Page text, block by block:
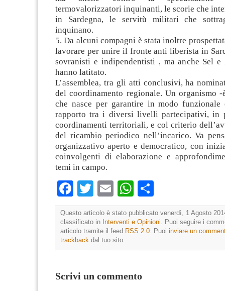
termovalorizzatori inquinanti, le scorie che
in Sardegna, le servitù militari che
inquinano.
5. Da alcuni compagni è stata inoltre
lavorare per unire il fronte anti liberista in
sovranisti e indipendentisti , ma anche Sel e
hanno latitato.
L’assemblea, tra gli atti conclusivi, ha
del coordinamento regionale. Un organismo
che nasce per garantire in modo
rapporto tra i diversi livelli partecipativi, in
coordinamenti territoriali, e col criterio
del ricambio periodico nell’incarico. Va
organizzativo aperto e democratico, con
coinvolgenti di elaborazione e
temi in campo.
Facebook
TwitterEmailWhatsApp
Questo articolo è stato pubblicato venerdì, 1 Agosto
classificato in Interventi e Opinioni . Puoi seguire i
articolo tramite il feed RSS 2.0 . Puoi inviare un
trackback dal tuo sito.
Scrivi un commento